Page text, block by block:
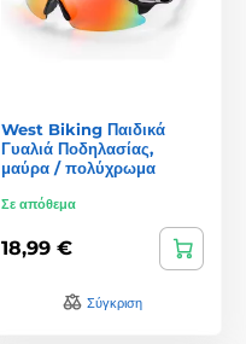
West Biking Παιδικά
Γυαλιά Ποδηλασίας,
μαύρα / πολύχρωμα
Σε απόθεμα
18,99 €
Σύγκριση